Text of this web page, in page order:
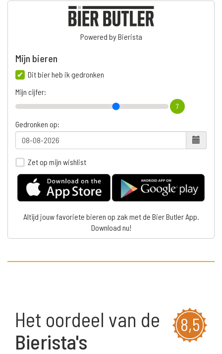
Powered by Bierista
Mijn bieren
Dit bier heb ik gedronken
Mijn cijfer:
7
Gedronken op:
Zet op mijn wishlist
Altijd jouw favoriete bieren op zak met de Bier Butler App.
Download nu!
8,5
Het oordeel van de
Bierista's